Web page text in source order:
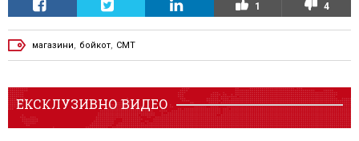
1 4
магазини, бойкот, СМТ
ЕКСКЛУЗИВНО ВИДЕО